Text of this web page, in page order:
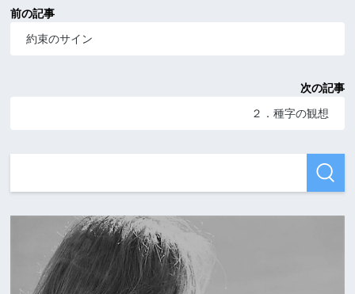
前の記事
約束のサイン
次の記事
２．種字の観想